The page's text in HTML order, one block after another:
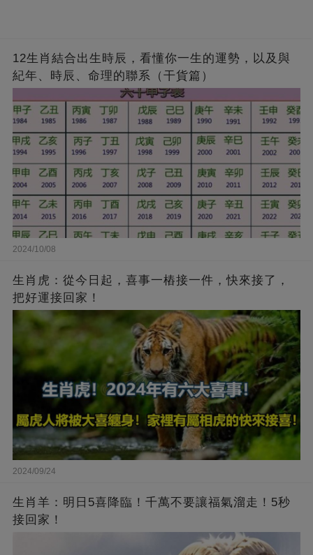
12生肖結合出生時辰，看懂你一生的運勢，以及與
紀年、時辰、命理的聯系（干貨篇）
2024/10/08
生肖虎：從今日起，喜事一樁接一件，快來接了，
把好運接回家！
2024/09/24
生肖羊：明日5喜降臨！千萬不要讓福氣溜走！5秒
接回家！